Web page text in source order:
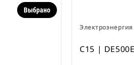
Выбрано
Электроэнергия
C15 |